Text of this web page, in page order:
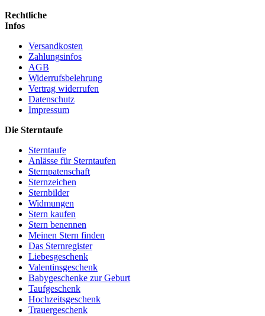
Rechtliche
Infos
Versandkosten
Zahlungsinfos
AGB
Widerrufsbelehrung
Vertrag widerrufen
Datenschutz
Impressum
Die Sterntaufe
Sterntaufe
Anlässe für Sterntaufen
Sternpatenschaft
Sternzeichen
Sternbilder
Widmungen
Stern kaufen
Stern benennen
Meinen Stern finden
Das Sternregister
Liebesgeschenk
Valentinsgeschenk
Babygeschenke zur Geburt
Taufgeschenk
Hochzeitsgeschenk
Trauergeschenk